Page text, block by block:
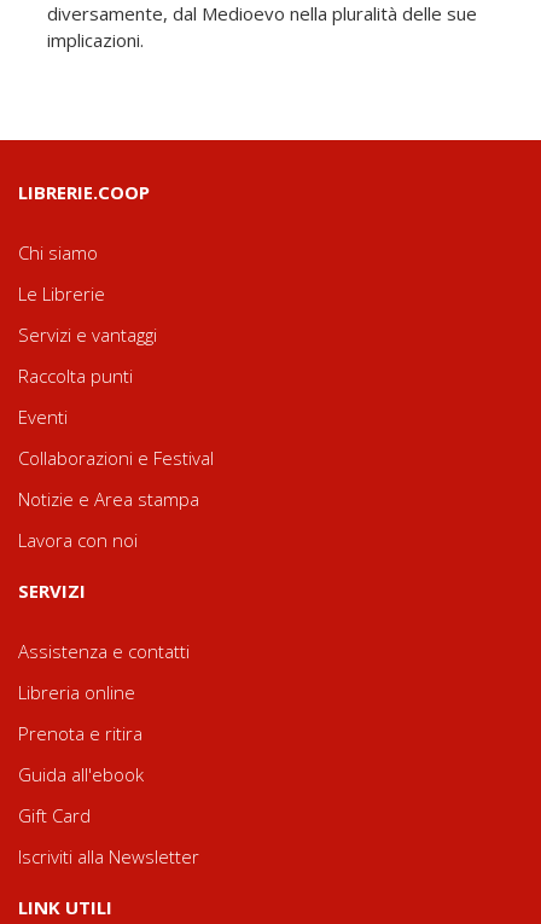
diversamente, dal Medioevo nella pluralità delle sue
implicazioni.
LIBRERIE.COOP
Chi siamo
Le Librerie
Servizi e vantaggi
Raccolta punti
Eventi
Collaborazioni e Festival
Notizie e Area stampa
Lavora con noi
SERVIZI
Assistenza e contatti
Libreria online
Prenota e ritira
Guida all'ebook
Gift Card
Iscriviti alla Newsletter
LINK UTILI